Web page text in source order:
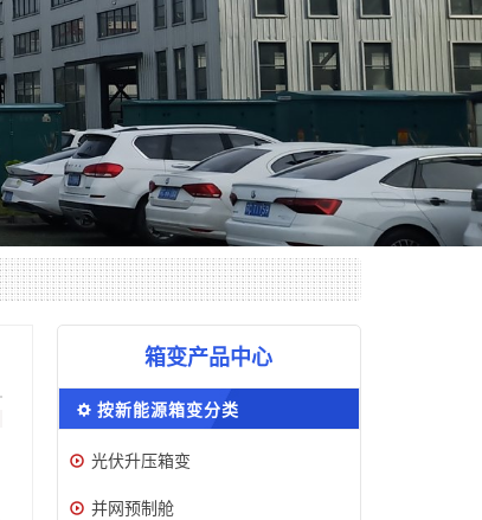
箱变产品中心
按新能源箱变分类
光伏升压箱变
并网预制舱